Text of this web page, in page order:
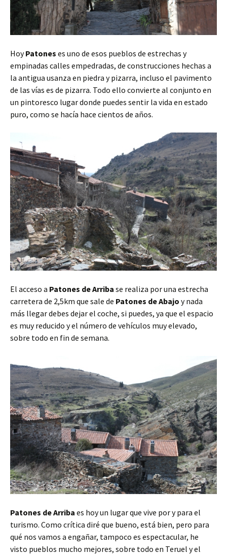
HoyPatones es uno de esos pueblos de estrechas y
empinadas calles empedradas, de construcciones hechas a
la antigua usanza en piedra y pizarra, incluso el pavimento
de las vías es de pizarra. Todo ello convierte al conjunto en
un pintoresco lugar donde puedes sentir la vida en estado
puro, como se hacía hace cientos de años.
El acceso a Patones de Arriba se realiza por una estrecha
carretera de 2,5km que sale de Patones de Abajo y nada
más llegar debes dejar el coche, si puedes, ya que el espacio
es muy reducido y el número de vehículos muy elevado,
sobre todo en fin de semana.
Patones de Arriba es hoy un lugar que vive por y para el
turismo. Como crítica diré que bueno, está bien, pero para
qué nos vamos a engañar, tampoco es espectacular, he
visto pueblos mucho mejores, sobre todo en Teruel y el